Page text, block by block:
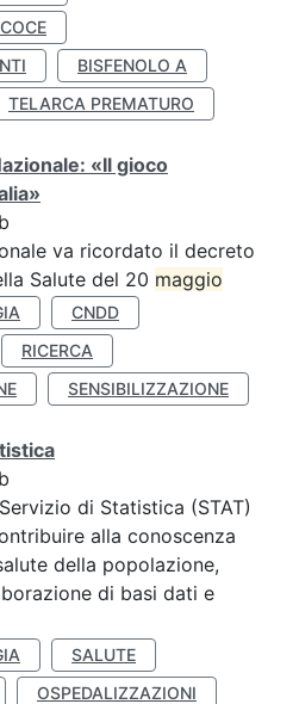
BISFENOLO A
TELARCA PREMATURO
«Il gioco
va ricordato il decreto
Salute del 20 maggio
CNDD
RICERCA
SENSIBILIZZAZIONE
di Statistica (STAT)
alla conoscenza
della popolazione,
di basi dati e
SALUTE
OSPEDALIZZAZIONI